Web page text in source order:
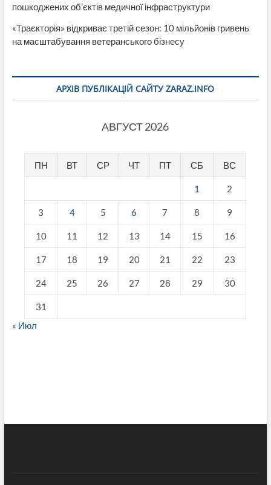
пошкоджених об’єктів медичної інфраструктури
«Траєкторія» відкриває третій сезон: 10 мільйонів гривень
на масштабування ветеранського бізнесу
АРХІВ ПУБЛІКАЦІЙ САЙТУ ZARAZ.INFO
АВГУСТ 2026
ПН ВТ СР ЧТ ПТ СБ ВС
1 2
3 4 5 6 7 8 9
10 11 12 13 14 15 16
17 18 19 20 21 22 23
24 25 26 27 28 29 30
31
« Июл